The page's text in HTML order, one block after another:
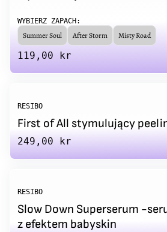
WYBIERZ ZAPACH:
Summer Soul After Storm Misty Road
Regular price
119,00 kr
RESIBO
First of All stymulujący
Regular price
249,00 kr
RESIBO
Slow Down Superserum -
z efektem babyskin